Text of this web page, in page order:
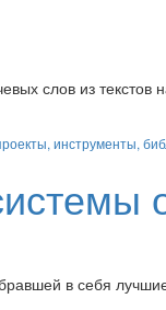
слов из текстов
инструменты,
в себя